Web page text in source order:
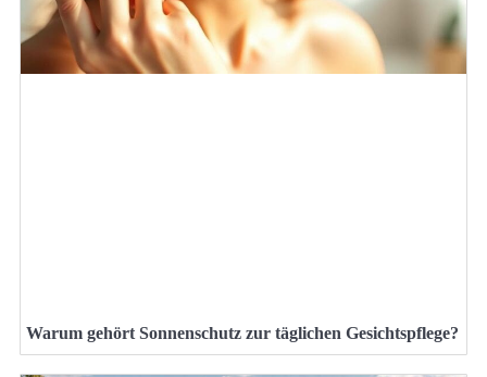
Warum gehört Sonnenschutz zur täglichen Gesichtspflege?